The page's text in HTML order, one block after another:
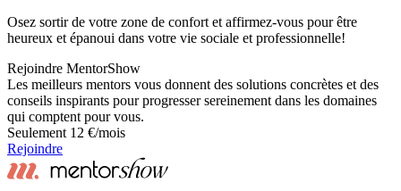
Osez sortir de votre zone de confort et affirmez-vous pour être
heureux et épanoui dans votre vie sociale et professionnelle!
Rejoindre MentorShow
Les meilleurs mentors vous donnent des solutions concrètes et des
conseils inspirants pour progresser sereinement dans les domaines
qui comptent pour vous.
Seulement 12 €/mois
Rejoindre